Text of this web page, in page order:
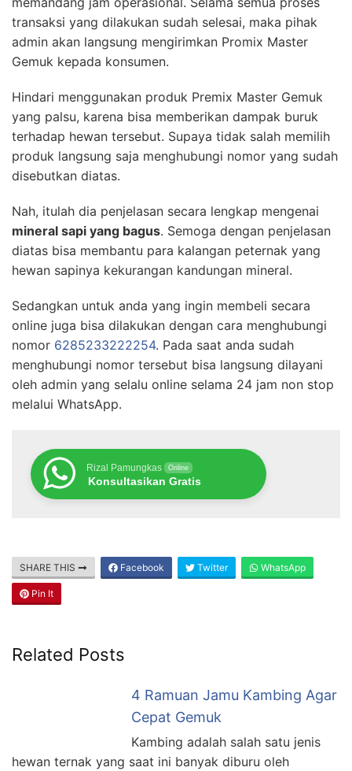
transaksi yang dilakukan sudah selesai, maka pihak
admin akan langsung mengirimkan Promix Master
Gemuk kepada konsumen.
Hindari menggunakan produk Premix Master Gemuk
yang palsu, karena bisa memberikan dampak buruk
terhadap hewan tersebut. Supaya tidak salah memilih
produk langsung saja menghubungi nomor yang sudah
disebutkan diatas.
Nah, itulah dia penjelasan secara lengkap mengenai
mineral sapi yang bagus. Semoga dengan penjelasan
diatas bisa membantu para kalangan peternak yang
hewan sapinya kekurangan kandungan mineral.
Sedangkan untuk anda yang ingin membeli secara
online juga bisa dilakukan dengan cara menghubungi
nomor 6285233222254. Pada saat anda sudah
menghubungi nomor tersebut bisa langsung dilayani
oleh admin yang selalu online selama 24 jam non stop
melalui WhatsApp.
Rizal Pamungkas Online
Konsultasikan Gratis
SHARE THIS Facebook Twitter WhatsApp
Pin It
Related Posts
4 Ramuan Jamu Kambing Agar
Cepat Gemuk
Kambing adalah salah satu jenis
hewan ternak yang saat ini banyak diburu oleh